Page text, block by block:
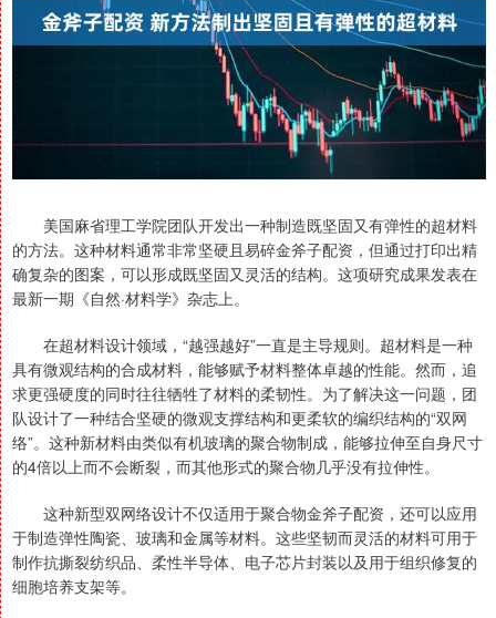
美国麻省理工学院团队开发出一种制造既坚固又有弹性的超材料
的方法。这种材料通常非常坚硬且易碎金斧子配资，但通过打印出精
确复杂的图案，可以形成既坚固又灵活的结构。这项研究成果发表在
最新一期《自然·材料学》杂志上。
在超材料设计领域，“越强越好”一直是主导规则。超材料是一种
具有微观结构的合成材料，能够赋予材料整体卓越的性能。然而，追
求更强硬度的同时往往牺牲了材料的柔韧性。为了解决这一问题，团
队设计了一种结合坚硬的微观支撑结构和更柔软的编织结构的“双网
络”。这种新材料由类似有机玻璃的聚合物制成，能够拉伸至自身尺寸
的4倍以上而不会断裂，而其他形式的聚合物几乎没有拉伸性。
这种新型双网络设计不仅适用于聚合物金斧子配资，还可以应用
于制造弹性陶瓷、玻璃和金属等材料。这些坚韧而灵活的材料可用于
制作抗撕裂纺织品、柔性半导体、电子芯片封装以及用于组织修复的
细胞培养支架等。